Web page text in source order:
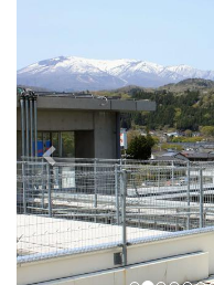
e
v
i
o
u
s